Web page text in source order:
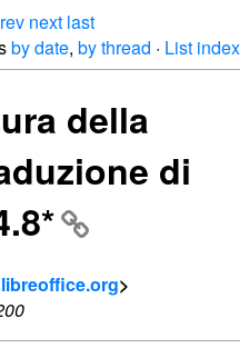
next last
by date, by thread · List index
della
di
>